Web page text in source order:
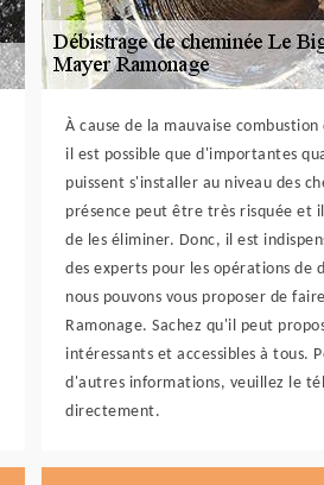
À cause de la mauvaise
il est possible que d'importantes
puissent s'installer au niveau des
présence peut être très risquée et
de les éliminer. Donc, il est
des experts pour les opérations de
nous pouvons vous proposer de
Ramonage. Sachez qu'il peut
intéressants et accessibles à tous.
d'autres informations, veuillez le
directement.